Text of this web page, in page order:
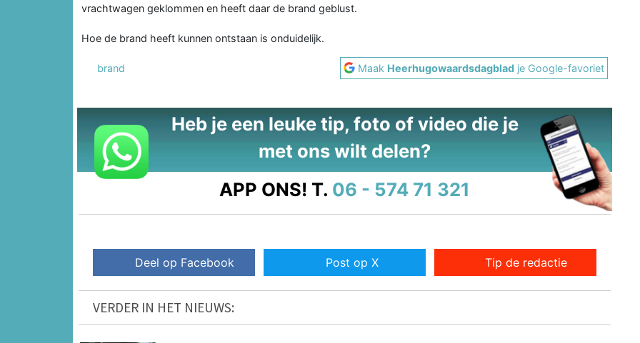
vrachtwagen geklommen en heeft daar de brand geblust.
Hoe de brand heeft kunnen ontstaan is onduidelijk.
brand Maak Heerhugowaardsdagblad je Google-favoriet
Heb je een leuke tip, foto of video die je
met ons wilt delen?
APP ONS! T. 06 - 574 71 321
Deel op Facebook Post op X Tip de redactie
VERDER IN HET NIEUWS: